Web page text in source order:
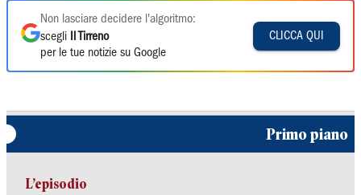
Non lasciare decidere l'algoritmo:
scegli
Il Tirreno
per le tue notizie su Google
CLICCA QUI
Primo piano
L’episodio